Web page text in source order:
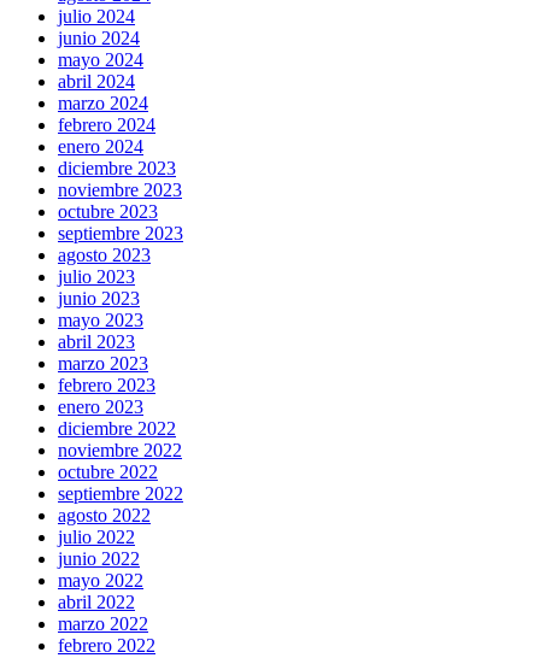
julio 2024
junio 2024
mayo 2024
abril 2024
marzo 2024
febrero 2024
enero 2024
diciembre 2023
noviembre 2023
octubre 2023
septiembre 2023
agosto 2023
julio 2023
junio 2023
mayo 2023
abril 2023
marzo 2023
febrero 2023
enero 2023
diciembre 2022
noviembre 2022
octubre 2022
septiembre 2022
agosto 2022
julio 2022
junio 2022
mayo 2022
abril 2022
marzo 2022
febrero 2022